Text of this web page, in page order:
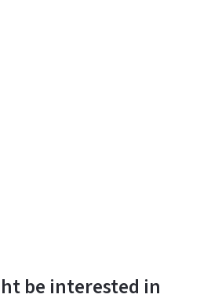
be interested in